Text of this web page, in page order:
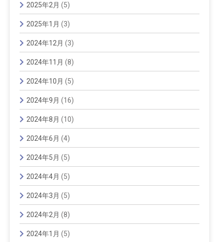
2025年2月 (5)
2025年1月 (3)
2024年12月 (3)
2024年11月 (8)
2024年10月 (5)
2024年9月 (16)
2024年8月 (10)
2024年6月 (4)
2024年5月 (5)
2024年4月 (5)
2024年3月 (5)
2024年2月 (8)
2024年1月 (5)